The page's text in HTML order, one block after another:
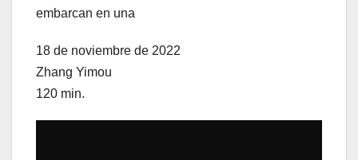
embarcan en una
18 de noviembre de 2022
Zhang Yimou
120 min.